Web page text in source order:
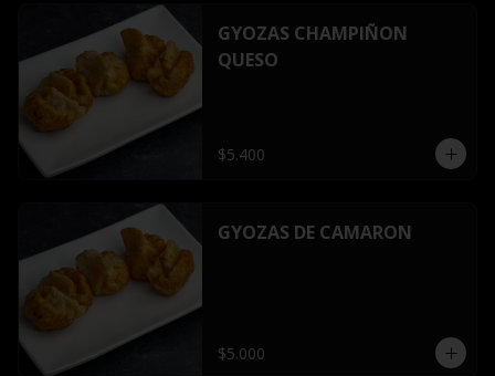
GYOZAS CHAMPIÑON
QUESO
$5.400
GYOZAS DE CAMARON
$5.000